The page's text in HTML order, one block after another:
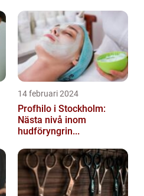
14 februari 2024
Profhilo i Stockholm:
Nästa nivå inom
hudföryngrin...